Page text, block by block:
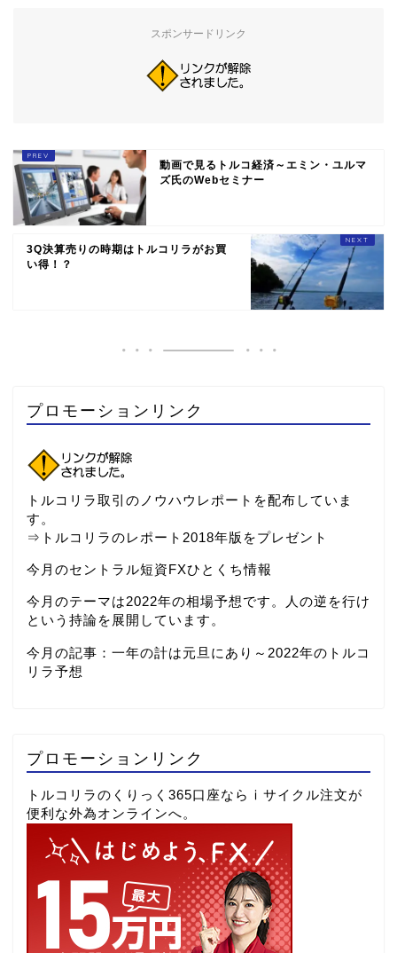
スポンサードリンク
動画で見るトルコ経済～エミン・ユルマ
ズ氏のWebセミナー
3Q決算売りの時期はトルコリラがお買
い得！？
プロモーションリンク
トルコリラ取引のノウハウレポートを配布していま
す。
⇒ トルコリラのレポート2018年版をプレゼント
今月のセントラル短資FXひとくち情報
今月のテーマは2022年の相場予想です。人の逆を行け
という持論を展開しています。
今月の記事： 一年の計は元旦にあり～2022年のトルコ
リラ予想
プロモーションリンク
トルコリラのくりっく365口座ならⅰサイクル注文が
便利な外為オンラインへ。